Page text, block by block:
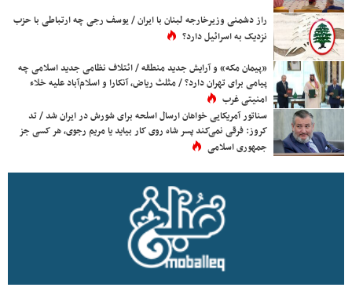
راز دشمنی وزیرخارجه لبنان با ایران / یوسف رجی چه ارتباطی با حزب
نزدیک به اسرائیل دارد؟
«پیمان مکه» و آرایش جدید منطقه / ائتلاف نظامی جدید اسلامی چه
پیامی برای تهران دارد؟ / مثلث ریاض، آنکارا و اسلام‌آباد علیه خلاء
امنیتی غرب
سناتور آمریکایی خواهان ارسال اسلحه برای شورش در ایران شد / تد
کروز: فرقی نمی‌کند پسر شاه روی کار بیاید یا مریم رجوی، هر کسی جز
جمهوری اسلامی